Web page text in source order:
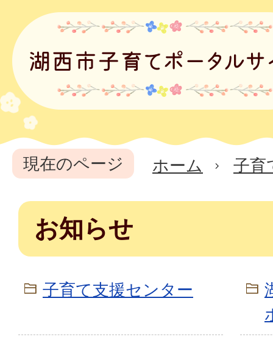
現在のページ ホーム 子育
お知らせ
子育て支援センター